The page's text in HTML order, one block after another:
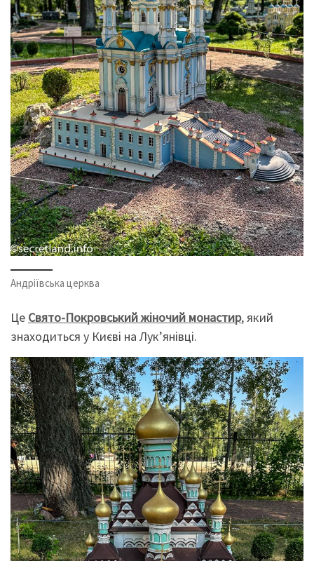
Андріївська церква
Це Свято-Покровський жіночий монастир, який
знаходиться у Києві на Лук’янівці.